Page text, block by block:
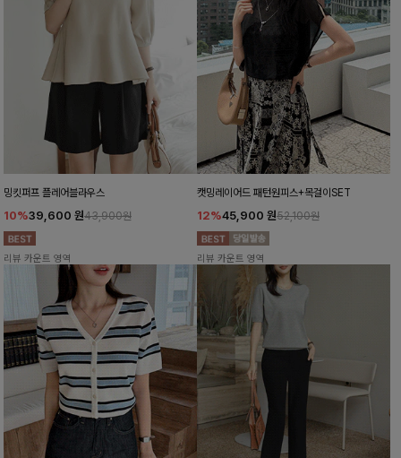
밍킷퍼프 플레어블라우스
10%39,600 원43,900원
리뷰 카운트 영역
캣밍레이어드 패턴원피스+목걸이SET
12%45,900 원52,100원
리뷰 카운트 영역